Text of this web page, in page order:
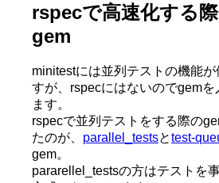
rspecで高速化する
gem
minitestには並列テストの機能
すが、rspecにはないのでgemを
ます。
rspecで並列テストをする際の
たのが、 parallel_testsとtest-
gem。
pararellel_testsの方はテストを